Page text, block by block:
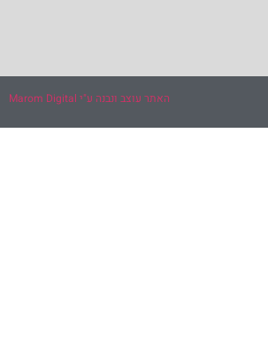
האתר עוצב ונבנה ע"י Marom Digital